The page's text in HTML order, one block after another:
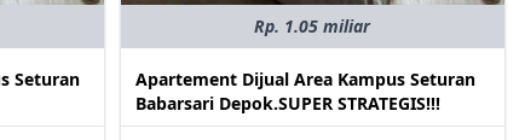
Seturan
Rp. 1.05 miliar
Apartement Dijual Area Kampus Seturan
Babarsari Depok.SUPER STRATEGIS!!!